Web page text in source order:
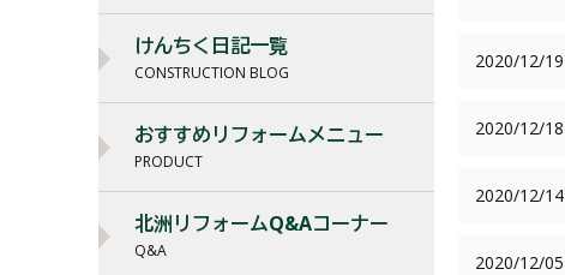
2020/12/19
2020/12/18
2020/12/14
2020/12/05
けんちく日記一覧
CONSTRUCTION BLOG
おすすめリフォームメニュー
PRODUCT
北洲リフォームQ&Aコーナー
Q&A